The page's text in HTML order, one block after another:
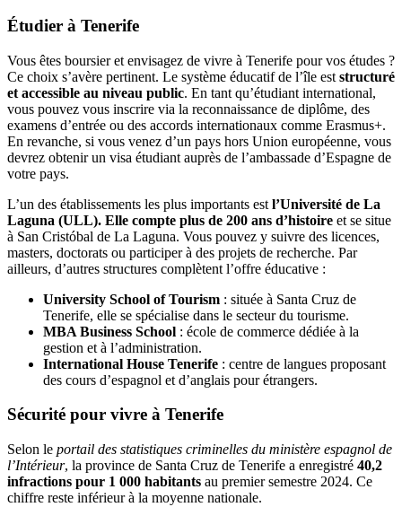
Étudier à Tenerife
Vous êtes boursier et envisagez de vivre à Tenerife pour vos études ?
Ce choix s’avère pertinent. Le système éducatif de l’île est structuré
et accessible au niveau public. En tant qu’étudiant international,
vous pouvez vous inscrire via la reconnaissance de diplôme, des
examens d’entrée ou des accords internationaux comme Erasmus+.
En revanche, si vous venez d’un pays hors Union européenne, vous
devrez obtenir un visa étudiant auprès de l’ambassade d’Espagne de
votre pays.
L’un des établissements les plus importants est l’Université de La
Laguna (ULL). Elle compte plus de 200 ans d’histoire et se situe
à San Cristóbal de La Laguna. Vous pouvez y suivre des licences,
masters, doctorats ou participer à des projets de recherche. Par
ailleurs, d’autres structures complètent l’offre éducative :
University School of Tourism : située à Santa Cruz de
Tenerife, elle se spécialise dans le secteur du tourisme.
MBA Business School : école de commerce dédiée à la
gestion et à l’administration.
International House Tenerife : centre de langues proposant
des cours d’espagnol et d’anglais pour étrangers.
Sécurité pour vivre à Tenerife
Selon le portail des statistiques criminelles du ministère espagnol de
l’Intérieur, la province de Santa Cruz de Tenerife a enregistré 40,2
infractions pour 1 000 habitants au premier semestre 2024. Ce
chiffre reste inférieur à la moyenne nationale.